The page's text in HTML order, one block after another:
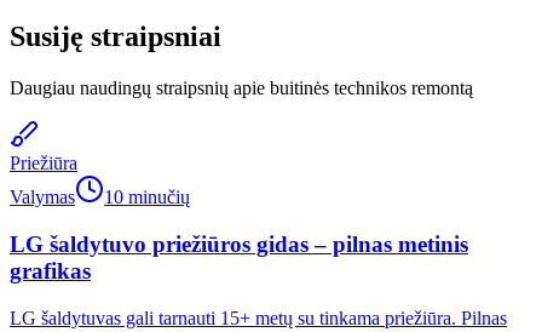
Susiję straipsniai
Daugiau naudingų straipsnių apie buitinės technikos remontą
Priežiūra
Valymas
10 minučių
LG šaldytuvo priežiūros gidas – pilnas metinis
grafikas
LG šaldytuvas gali tarnauti 15+ metų su tinkama priežiūra. Pilnas